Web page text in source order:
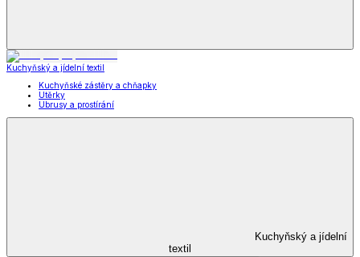
Kuchyňský a jídelní textil
Kuchyňské zástěry a chňapky
Utěrky
Ubrusy a prostírání
Kuchyňský a jídelní
textil